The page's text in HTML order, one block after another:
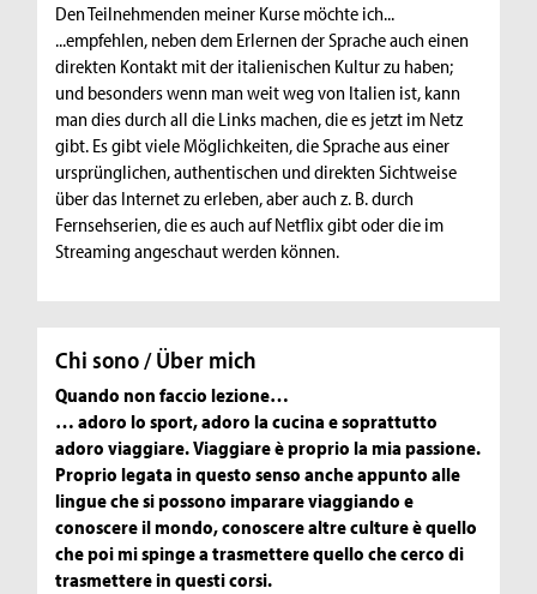
Den Teilnehmenden meiner Kurse möchte ich...
...empfehlen, neben dem Erlernen der Sprache auch einen
direkten Kontakt mit der italienischen Kultur zu haben;
und besonders wenn man weit weg von Italien ist, kann
man dies durch all die Links machen, die es jetzt im Netz
gibt. Es gibt viele Möglichkeiten, die Sprache aus einer
ursprünglichen, authentischen und direkten Sichtweise
über das Internet zu erleben, aber auch z. B. durch
Fernsehserien, die es auch auf Netflix gibt oder die im
Streaming angeschaut werden können.
Chi sono / Über mich
Quando non faccio lezione…
… adoro lo sport, adoro la cucina e soprattutto
adoro viaggiare. Viaggiare è proprio la mia passione.
Proprio legata in questo senso anche appunto alle
lingue che si possono imparare viaggiando e
conoscere il mondo, conoscere altre culture è quello
che poi mi spinge a trasmettere quello che cerco di
trasmettere in questi corsi.